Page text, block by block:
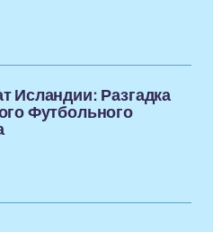
Исландии: Разгадка
Футбольного